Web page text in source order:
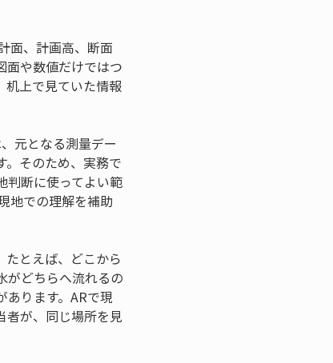
面、計画高、断面
面や数値だけではつ
机上で見ていた情報
元となる測量デー
。そのため、実務で
判断に使ってよい範
地での理解を補助
とえば、どこから
がどちらへ流れるの
ります。ARで現
者が、同じ場所を見